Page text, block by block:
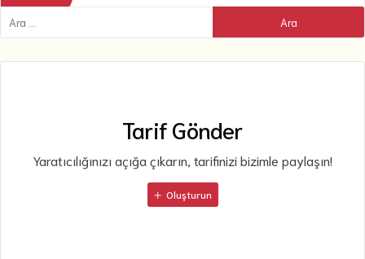
Tarif Gönder
Yaratıcılığınızı açığa çıkarın, tarifinizi bizimle paylaşın!
Oluşturun